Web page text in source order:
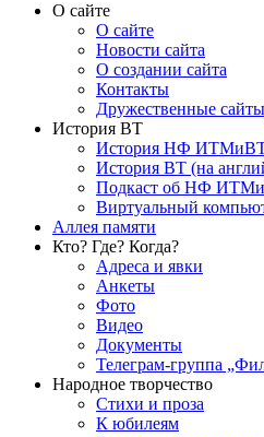
О сайте
О сайте
Новости сайта
О создании сайта
Контакты
Дружественные сайты
История ВТ
История НФ
История ВТ (на
Подкаст об НФ
Виртуальный
Аллея памяти
Кто? Где? Когда?
Адреса и явки
Анкеты
Фото
Видео
Документы
Телеграм-группа
Народное творчество
Стихи и проза
К юбилеям